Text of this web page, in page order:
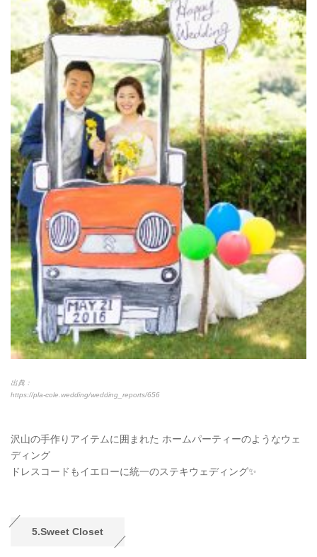
出典：
https://pla-cole.wedding/wedding_reports/656
沢山の手作りアイテムに囲まれた ホームパーティーのようなウェ
ディング
ドレスコードもイエローに統一のステキウェディング✨
5.Sweet Closet